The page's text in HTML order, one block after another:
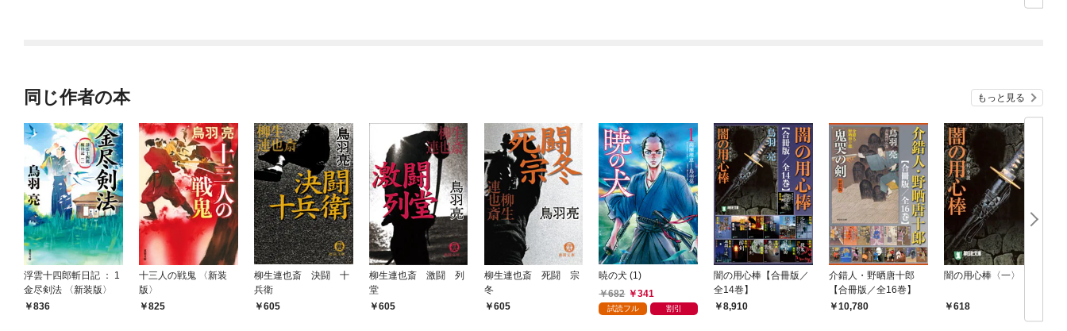
同じ作者の本 もっと見る
浮雲十四郎斬日記 ： 1
金尽剣法 〈新装版〉
836
十三人の戦鬼 〈新装
版〉
825
柳生連也斎 決闘 十
兵衛
605
柳生連也斎 激闘 列
堂
605
柳生連也斎 死闘 宗
冬
605
暁の犬 (1)
682
341
試読フル 割引
闇の用心棒【合冊版／
全14巻】
8,910
介錯人・野晒唐十郎
【合冊版／全16巻】
10,780
闇の用心棒〈一〉
618